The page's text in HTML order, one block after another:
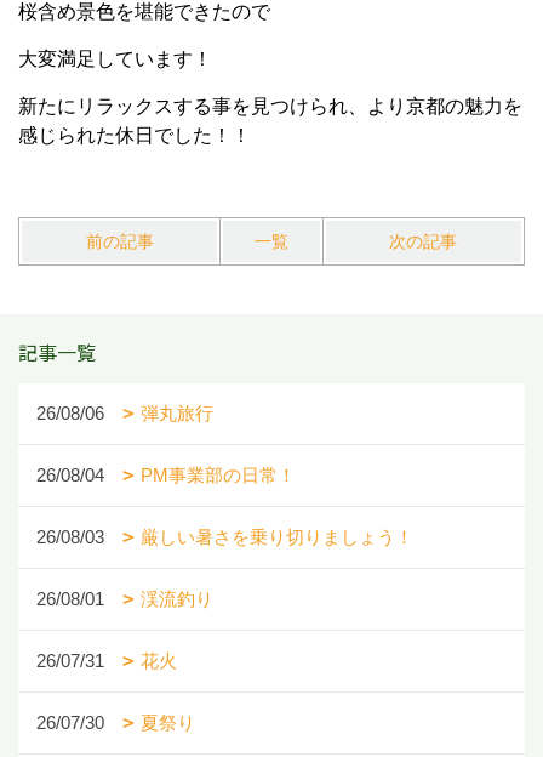
桜含め景色を堪能できたので
大変満足しています！
新たにリラックスする事を見つけられ、より京都の魅力を
感じられた休日でした！！
前の記事 一覧 次の記事
記事一覧
26/08/06 弾丸旅行
26/08/04 PM事業部の日常！
26/08/03 厳しい暑さを乗り切りましょう！
26/08/01 渓流釣り
26/07/31 花火
26/07/30 夏祭り